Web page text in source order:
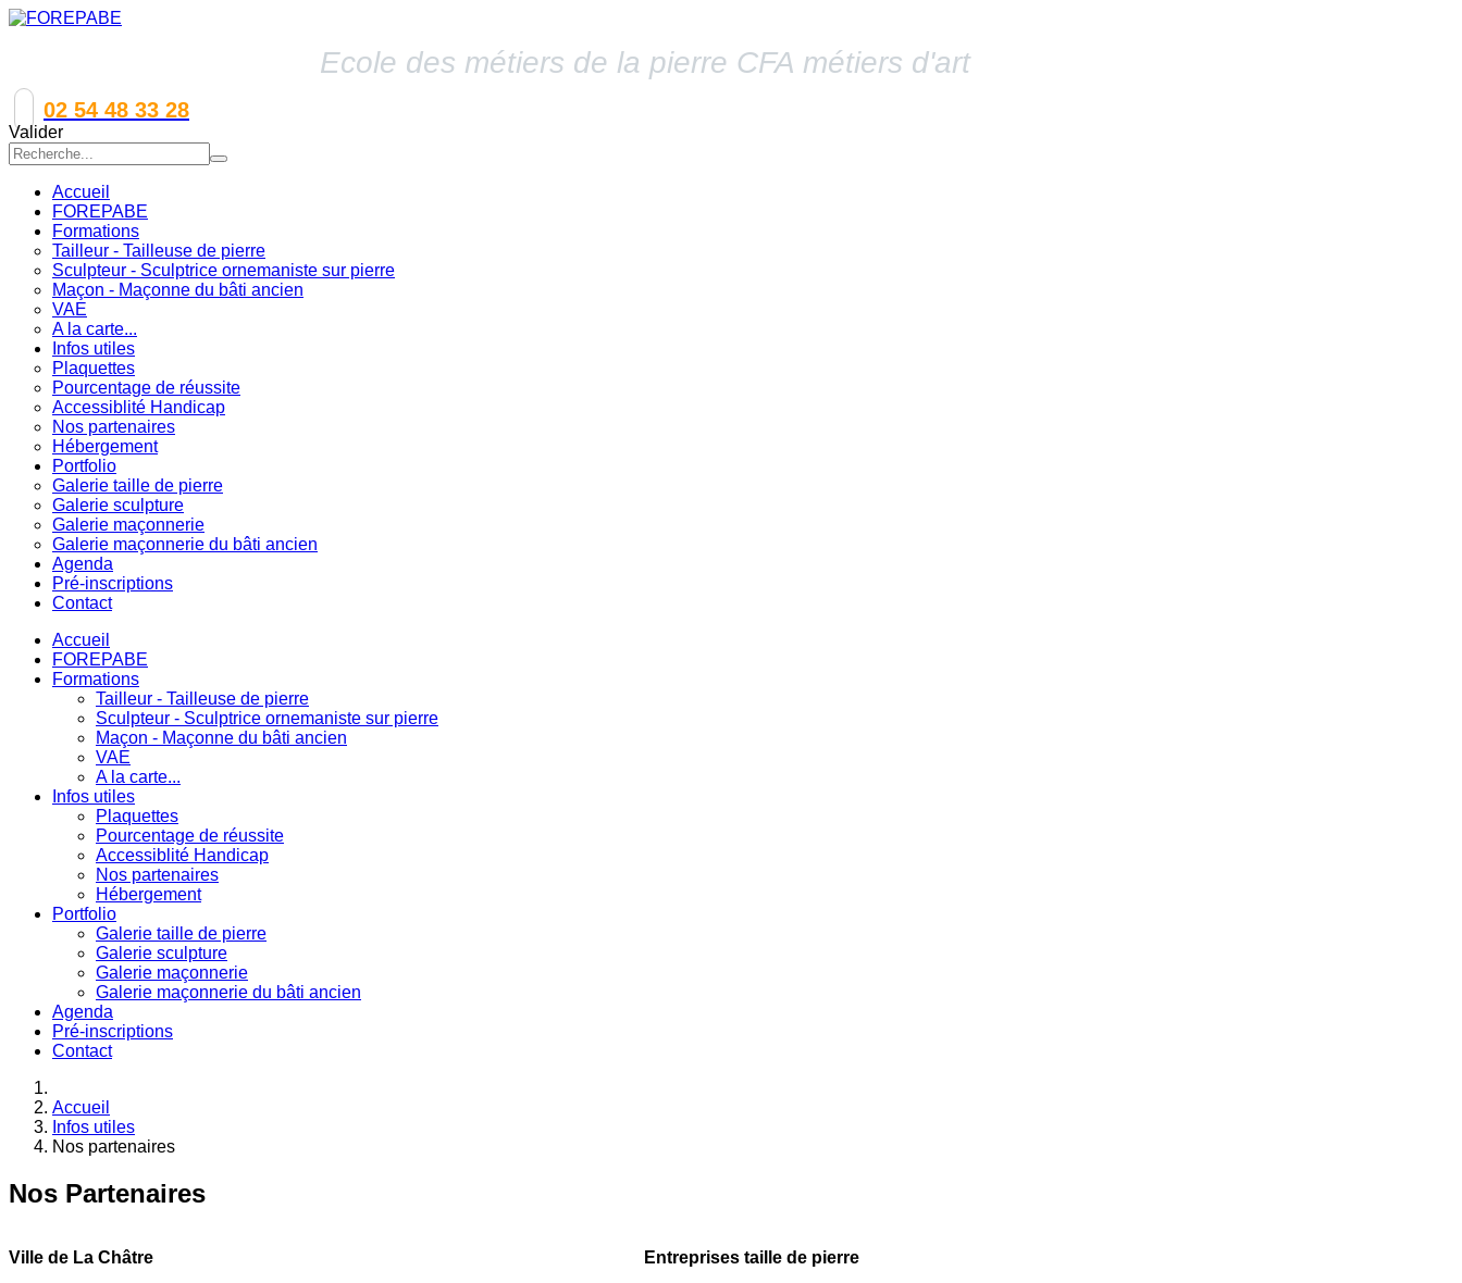
Ecole des métiers de la pierre CFA métiers d'art
02 54 48 33 28
Valider
Accueil
FOREPABE
Formations
Tailleur - Tailleuse de pierre
Sculpteur - Sculptrice ornemaniste sur pierre
Maçon - Maçonne du bâti ancien
VAE
A la carte...
Infos utiles
Plaquettes
Pourcentage de réussite
Accessiblité Handicap
Nos partenaires
Hébergement
Portfolio
Galerie taille de pierre
Galerie sculpture
Galerie maçonnerie
Galerie maçonnerie du bâti ancien
Agenda
Pré-inscriptions
Contact
Accueil
FOREPABE
Formations
Tailleur - Tailleuse de pierre
Sculpteur - Sculptrice ornemaniste sur pierre
Maçon - Maçonne du bâti ancien
VAE
A la carte...
Infos utiles
Plaquettes
Pourcentage de réussite
Accessiblité Handicap
Nos partenaires
Hébergement
Portfolio
Galerie taille de pierre
Galerie sculpture
Galerie maçonnerie
Galerie maçonnerie du bâti ancien
Agenda
Pré-inscriptions
Contact
Accueil
Infos utiles
Nos partenaires
Nos Partenaires
Ville de La Châtre
Entreprises taille de pierre